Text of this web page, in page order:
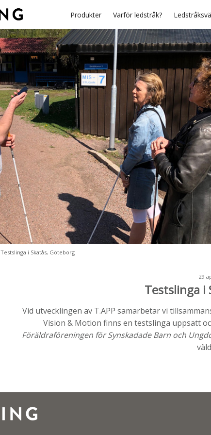
Produkter Varför ledstråk?
Testslinga i Skatås, Göteborg
29
Testslinga i
Vid utvecklingen av T.APP samarbetar vi
Vision & Motion finns en testslinga uppsatt
Föräldraföreningen för Synskadade Barn och